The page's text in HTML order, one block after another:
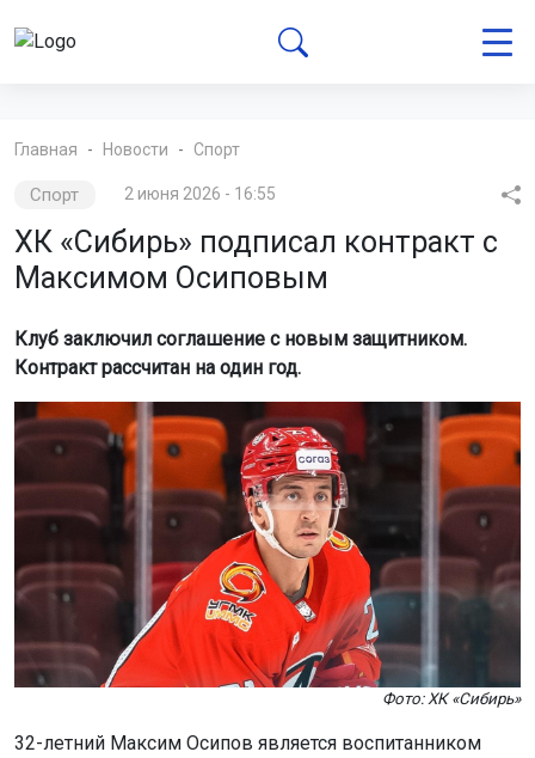
Главная Новости Спорт
Спорт 2 июня 2026 - 16:55
ХК «Сибирь» подписал контракт с
Максимом Осиповым
Клуб заключил соглашение с новым защитником.
Контракт рассчитан на один год.
Фото: ХК «Сибирь»
32-летний Максим Осипов является воспитанником